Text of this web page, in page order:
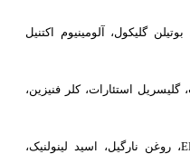
گلیکول، آلومینیوم اکتنیل
۱۰۰، استئارات، گلیسریل استئارات، کلر فنیزین،
سدیم پیودولات، اسید استئاریک، EDTA، روغن نارگیل، اسید لینولنیک،